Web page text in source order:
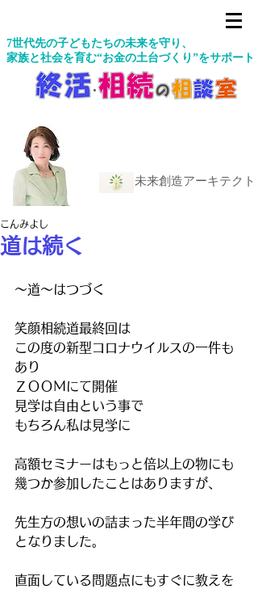
7世代先の子どもたちの未来を守り、
家族と社会を育む“お金の土台づくり”をサポート
未来創造アーキテクト
道は続く
こんみよし
〜道〜はつづく
笑顔相続道最終回は
この度の新型コロナウイルスの一件も
あり
ＺＯＯＭにて開催
見学は自由という事で
もちろん私は見学に
高額セミナーはもっと倍以上の物にも
幾つか参加したことはありますが、
先生方の想いの詰まった半年間の学び
となりました。
直面している問題点にもすぐに教えを